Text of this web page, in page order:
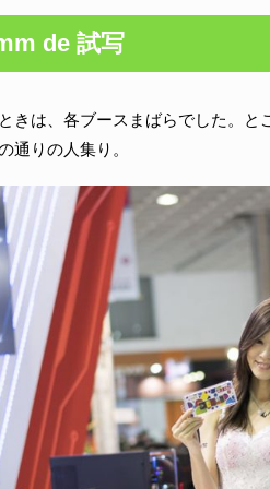
de 試写
きは、各ブースまばらでした。
通りの人集り。